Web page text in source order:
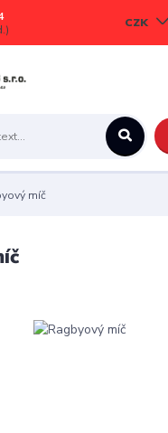
CZK
míč